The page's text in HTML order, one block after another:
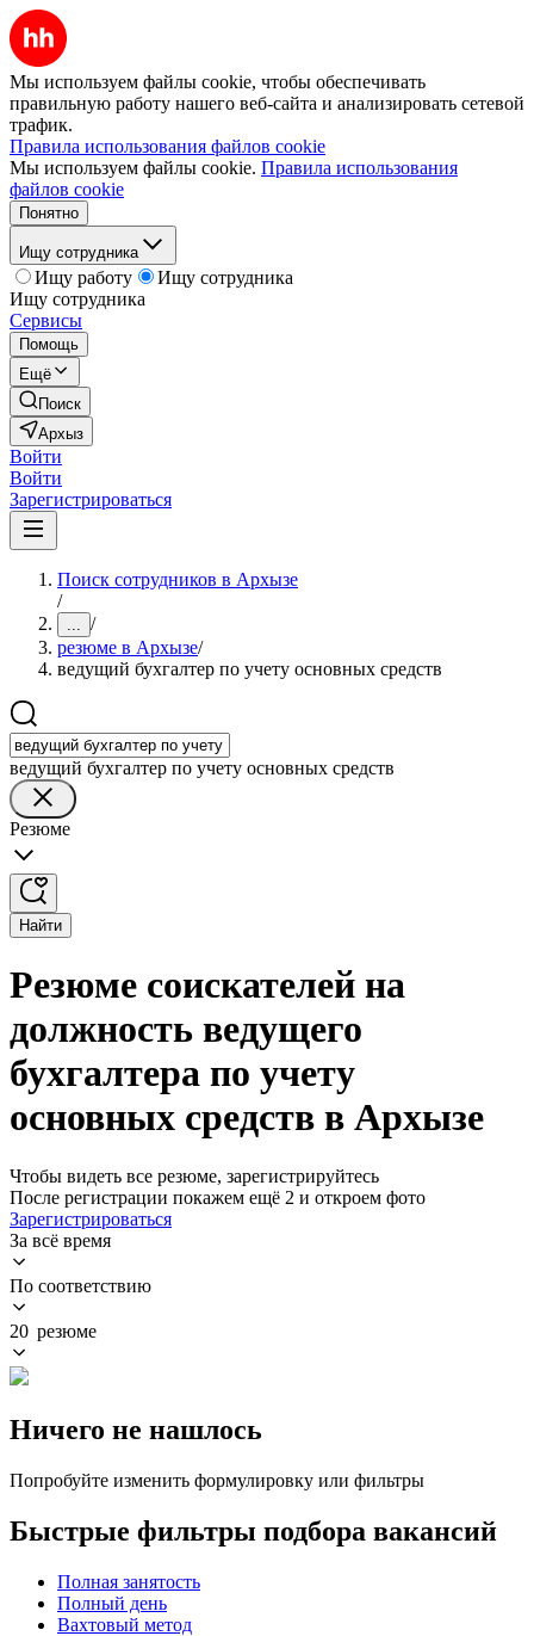
Мы используем файлы cookie, чтобы обеспечивать
правильную работу нашего веб-сайта и анализировать сетевой
трафик.
Правила использования файлов cookie
Мы используем файлы cookie. Правила использования
файлов cookie
Понятно
Ищу сотрудника
Ищу работу
Ищу сотрудника
Ищу сотрудника
Сервисы
Помощь
Ещё
Поиск
Архыз
Войти
Войти
Зарегистрироваться
Поиск сотрудников в Архызе
/
... /
резюме в Архызе/
ведущий бухгалтер по учету основных средств
ведущий бухгалтер по учету основных средств
Резюме
Найти
Резюме соискателей на
должность ведущего
бухгалтера по учету
основных средств в Архызе
Чтобы видеть все резюме, зарегистрируйтесь
После регистрации покажем ещё 2 и откроем фото
Зарегистрироваться
За всё время
По соответствию
20 резюме
Ничего не нашлось
Попробуйте изменить формулировку или фильтры
Быстрые фильтры подбора вакансий
Полная занятость
Полный день
Вахтовый метод